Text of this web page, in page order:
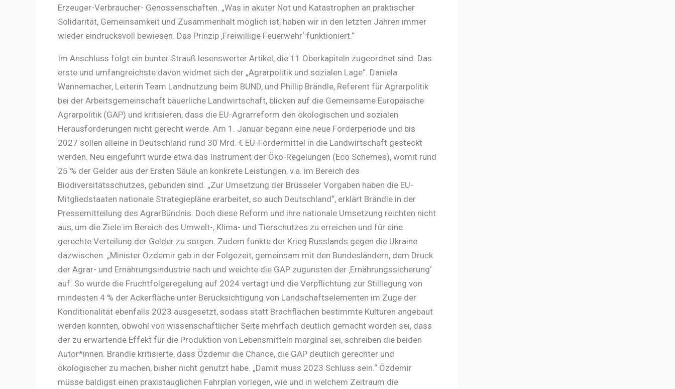
Erzeuger-Verbraucher- Genossenschaften. „Was in akuter Not und Katastrophen an praktischer
Solidarität, Gemeinsamkeit und Zusammenhalt möglich ist, haben wir in den letzten Jahren immer
wieder eindrucksvoll bewiesen. Das Prinzip ‚Freiwillige Feuerwehr‘ funktioniert.“
Im Anschluss folgt ein bunter Strauß lesenswerter Artikel, die 11 Oberkapiteln zugeordnet sind. Das
erste und umfangreichste davon widmet sich der „Agrarpolitik und sozialen Lage“. Daniela
Wannemacher, Leiterin Team Landnutzung beim BUND, und Phillip Brändle, Referent für Agrarpolitik
bei der Arbeitsgemeinschaft bäuerliche Landwirtschaft, blicken auf die Gemeinsame Europäische
Agrarpolitik (GAP) und kritisieren, dass die EU-Agrarreform den ökologischen und sozialen
Herausforderungen nicht gerecht werde. Am 1. Januar begann eine neue Förderperiode und bis
2027 sollen alleine in Deutschland rund 30 Mrd. € EU-Fördermittel in die Landwirtschaft gesteckt
werden. Neu eingeführt wurde etwa das Instrument der Öko-Regelungen (Eco Schemes), womit rund
25 % der Gelder aus der Ersten Säule an konkrete Leistungen, v.a. im Bereich des
Biodiversitätsschutzes, gebunden sind. „Zur Umsetzung der Brüsseler Vorgaben haben die EU-
Mitgliedstaaten nationale Strategiepläne erarbeitet, so auch Deutschland“, erklärt Brändle in der
Pressemitteilung des AgrarBündnis. Doch diese Reform und ihre nationale Umsetzung reichten nicht
aus, um die Ziele im Bereich des Umwelt-, Klima- und Tierschutzes zu erreichen und für eine
gerechte Verteilung der Gelder zu sorgen. Zudem funkte der Krieg Russlands gegen die Ukraine
dazwischen. „Minister Özdemir gab in der Folgezeit, gemeinsam mit den Bundesländern, dem Druck
der Agrar- und Ernährungsindustrie nach und weichte die GAP zugunsten der ‚Ernährungssicherung‘
auf. So wurde die Fruchtfolgeregelung auf 2024 vertagt und die Verpflichtung zur Stilllegung von
mindesten 4 % der Ackerfläche unter Berücksichtigung von Landschaftselementen im Zuge der
Konditionalität ebenfalls 2023 ausgesetzt, sodass statt Brachflächen bestimmte Kulturen angebaut
werden konnten, obwohl von wissenschaftlicher Seite mehrfach deutlich gemacht worden sei, dass
der zu erwartende Effekt für die Produktion von Lebensmitteln marginal sei, schreiben die beiden
Autor*innen. Brändle kritisierte, dass Özdemir die Chance, die GAP deutlich gerechter und
ökologischer zu machen, bisher nicht genutzt habe. „Damit muss 2023 Schluss sein.“ Özdemir
müsse baldigst einen praxistauglichen Fahrplan vorlegen, wie und in welchem Zeitraum die